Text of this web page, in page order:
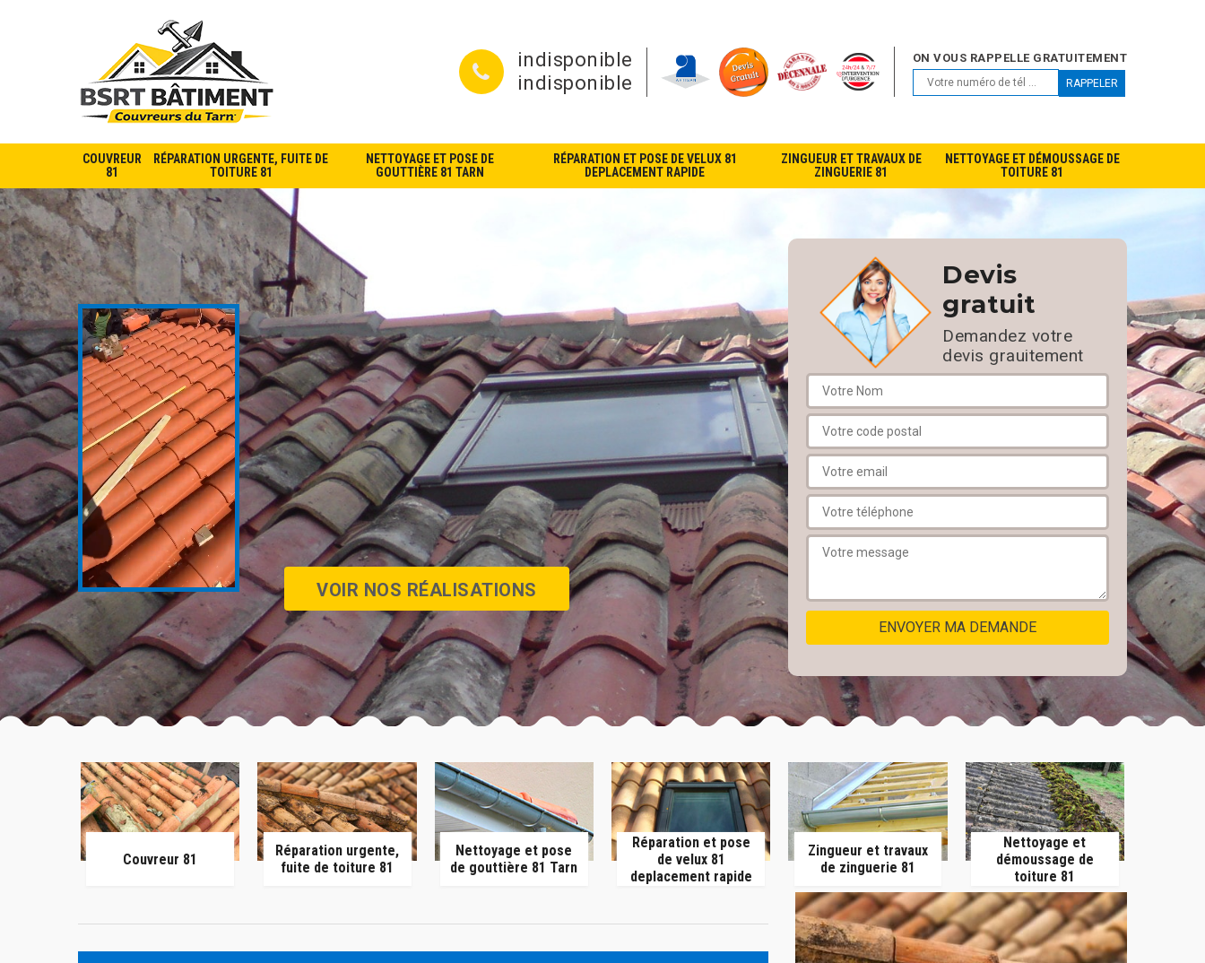
indisponible
indisponible
ON VOUS RAPPELLE GRATUITEMENT
COUVREUR
81
RÉPARATION URGENTE, FUITE DE
TOITURE 81
NETTOYAGE ET POSE DE
GOUTTIÈRE 81 TARN
RÉPARATION ET POSE DE VELUX 81
DEPLACEMENT RAPIDE
ZINGUEUR ET TRAVAUX DE
ZINGUERIE 81
NETTOYAGE ET DÉMOUSSAGE DE
TOITURE 81
VOIR NOS RÉALISATIONS
Devis
gratuit
Demandez votre
devis grauitement
Couvreur 81
Réparation urgente,
fuite de toiture 81
Nettoyage et pose
de gouttière 81 Tarn
Réparation et pose
de velux 81
deplacement rapide
Zingueur et travaux
de zinguerie 81
Nettoyage et
démoussage de
toiture 81